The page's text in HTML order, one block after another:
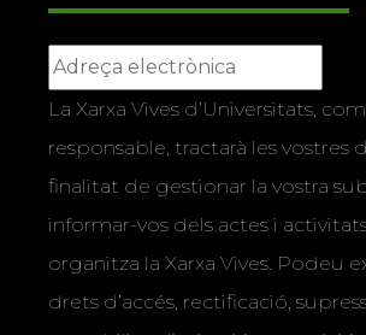
La Xarxa Vives d’Universitats,
responsable, tractarà les vostres
finalitat de gestionar la vostra
informar-vos dels actes i
organitza la Xarxa Vives. Podeu
drets d’accés, rectificació,